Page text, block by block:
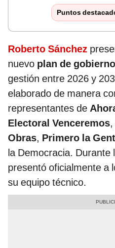
Puntos
Roberto Sánchez
nuevo plan de gobierno
gestión entre 2026 y
elaborado de manera
representantes de
Electoral Venceremos,
Obras, Primero la
la Democracia. Durante
presentó oficialmente a
su equipo técnico.